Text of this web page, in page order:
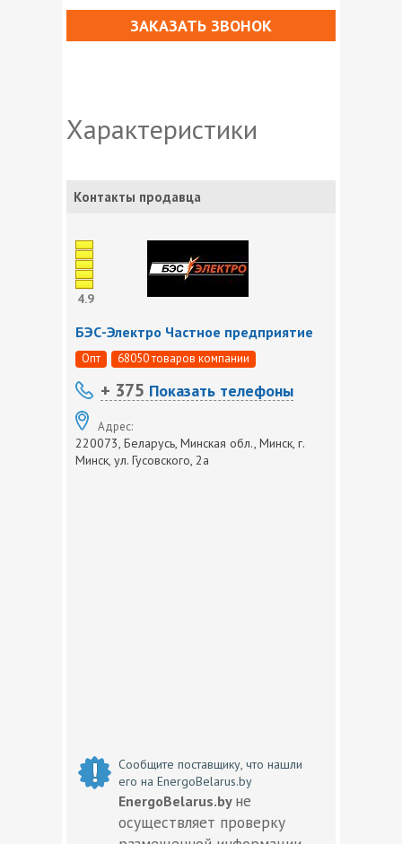
ЗАКАЗАТЬ ЗВОНОК
Характеристики
Контакты продавца
4.9
БЭС-Электро Частное предприятие
Опт 68050 товаров компании
+ 375 Показать телефоны
Адрес:
220073, Беларусь, Минская обл., Минск, г.
Минск, ул. Гусовского, 2а
Сообщите поставщику, что нашли
его на EnergoBelarus.by
EnergoBelarus.by не
осуществляет проверку